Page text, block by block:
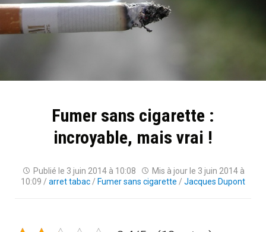
Fumer sans cigarette :
incroyable, mais vrai !
Publié le 3 juin 2014 à 10:08 Mis à jour le 3 juin 2014 à
10:09 / arret tabac/ Fumer sans cigarette / Jacques Dupont